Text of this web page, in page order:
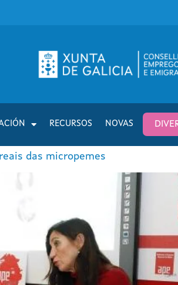
RECURSOS NOVAS
das micropemes